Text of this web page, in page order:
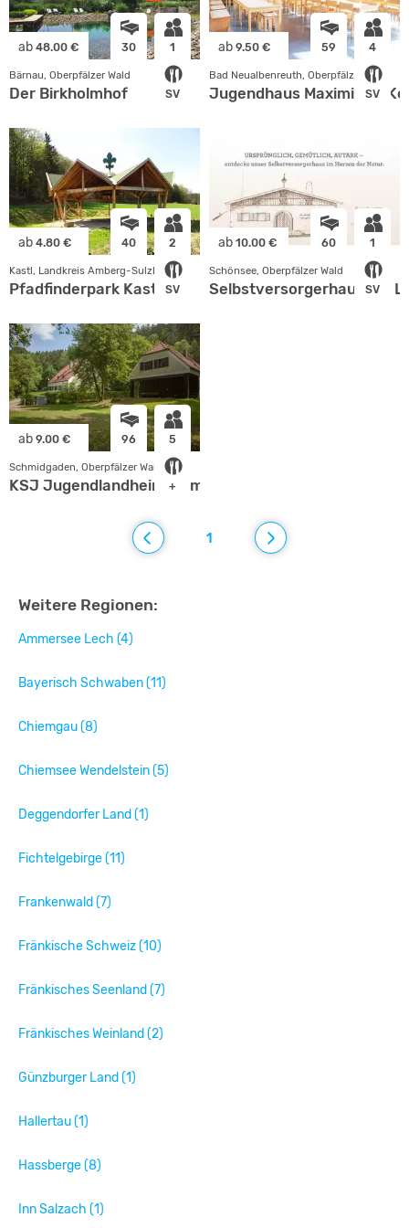
ab 48.00 € 30 1
SV
Bärnau, Oberpfälzer Wald
Der Birkholmhof
ab 9.50 € 59 4
SV
Bad Neualbenreuth, Oberpfälzer Wald
Jugendhaus Maximilian-
ab 4.80 € 40 2
SV
Kastl, Landkreis Amberg-Sulzbach
Pfadfinderpark Kastl
ab 10.00 € 60 1
SV
Schönsee, Oberpfälzer Wald
Selbstversorgerhaus am
ab 9.00 € 96 5
+
Schmidgaden, Oberpfälzer Wald
KSJ Jugendlandheim Grimmerthal
1
Weitere Regionen:
Ammersee Lech (4)
Bayerisch Schwaben (11)
Chiemgau (8)
Chiemsee Wendelstein (5)
Deggendorfer Land (1)
Fichtelgebirge (11)
Frankenwald (7)
Fränkische Schweiz (10)
Fränkisches Seenland (7)
Fränkisches Weinland (2)
Günzburger Land (1)
Hallertau (1)
Hassberge (8)
Inn Salzach (1)